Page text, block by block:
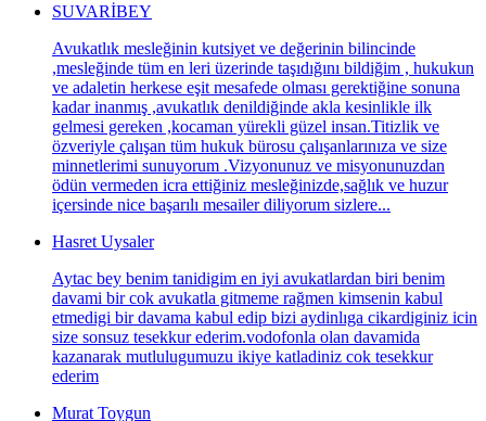
SUVARİBEY
Avukatlık mesleğinin kutsiyet ve değerinin bilincinde
,mesleğinde tüm en leri üzerinde taşıdığını bildiğim , hukukun
ve adaletin herkese eşit mesafede olması gerektiğine sonuna
kadar inanmış ,avukatlık denildiğinde akla kesinlikle ilk
gelmesi gereken ,kocaman yürekli güzel insan.Titizlik ve
özveriyle çalışan tüm hukuk bürosu çalışanlarınıza ve size
minnetlerimi sunuyorum .Vizyonunuz ve misyonunuzdan
ödün vermeden icra ettiğiniz mesleğinizde,sağlık ve huzur
içersinde nice başarılı mesailer diliyorum sizlere...
Hasret Uysaler
Aytac bey benim tanidigim en iyi avukatlardan biri benim
davami bir cok avukatla gitmeme rağmen kimsenin kabul
etmedigi bir davama kabul edip bizi aydinlıga cikardiginiz icin
size sonsuz tesekkur ederim.vodofonla olan davamida
kazanarak mutlulugumuzu ikiye katladiniz cok tesekkur
ederim
Murat Toygun